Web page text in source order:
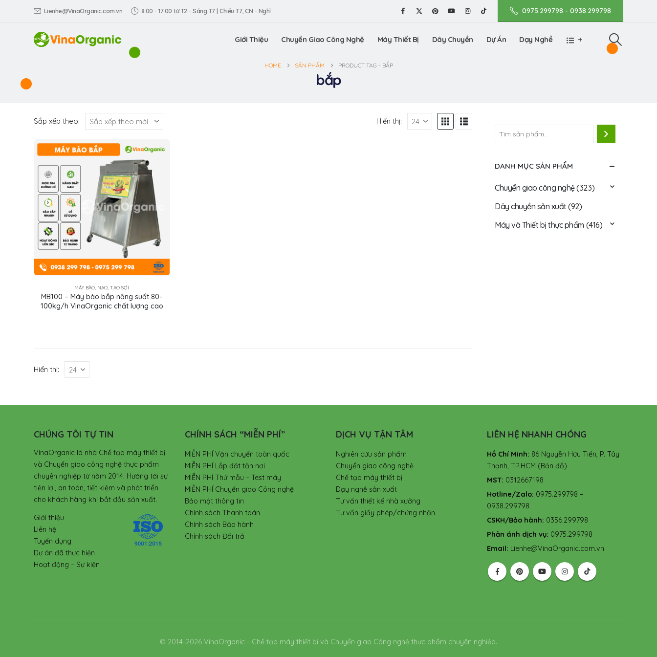
Lienhe@VinaOrganic.com.vn 8:00 - 17:00 từ T2 - Sáng T7 | Chiều T7, CN - Nghỉ 0975.299798 - 0938.299798
Giới Thiệu Chuyển Giao Công Nghệ Máy Thiết Bị Dây Chuyền Dự Án Dạy Nghề +
HOME SẢN PHẨM PRODUCT TAG - BẮP
bắp
Sắp xếp theo: Hiển thị:
MÁY BÀO, NẠO, TẠO SỢI
MB100 – Máy bào bắp năng suất 80-
100kg/h VinaOrganic chất lượng cao
Hiển thị:
DANH MỤC SẢN PHẨM
Chuyển giao công nghệ(323)
Dây chuyền sản xuất(92)
Máy và Thiết bị thực phẩm (416)
CHÚNG TÔI TỰ TIN
VinaOrganic là nhà Chế tạo máy thiết bị
và Chuyển giao công nghệ thực phẩm
chuyên nghiệp từ năm 2014. Hướng tới sự
tiện lợi, an toàn, tiết kiệm và phát triển
cho khách hàng khi bắt đầu sản xuất.
Giới thiệu
Liên hệ
Tuyển dụng
Dự án đã thực hiện
Hoạt động – Sự kiện
CHÍNH SÁCH “MIỄN PHÍ”
MIỄN PHÍ Vận chuyển toàn quốc
MIỄN PHÍ Lắp đặt tận nơi
MIỄN PHÍ Thử mẫu – Test máy
MIỄN PHÍ Chuyển giao Công nghệ
Bảo mật thông tin
Chính sách Thanh toán
Chính sách Bảo hành
Chính sách Đổi trả
DỊCH VỤ TẬN TÂM
Nghiên cứu sản phẩm
Chuyển giao công nghệ
Chế tạo máy thiết bị
Dạy nghề sản xuất
Tư vấn thiết kế nhà xưởng
Tư vấn giấy phép/chứng nhận
LIÊN HỆ NHANH CHÓNG
Hồ Chí Minh: 86 Nguyễn Hữu Tiến, P. Tây
Thạnh, TP.HCM (Bản đồ)
MST: 0312667198
Hotline/Zalo: 0975.299798 –
0938.299798
CSKH/Bảo hành: 0356.299798
Phản ánh dịch vụ: 0975.299798
Email: Lienhe@VinaOrganic.com.vn
© 2014-2026 VinaOrganic - Chế tạo máy thiết bị và Chuyển giao Công nghệ thực phẩm chuyên nghiệp.